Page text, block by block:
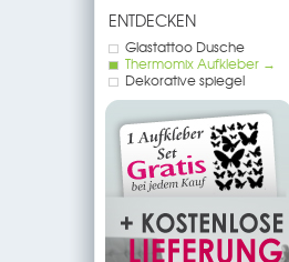
ENTDECKEN
Glastattoo Dusche
Thermomix Aufkleber →
Dekorative spiegel